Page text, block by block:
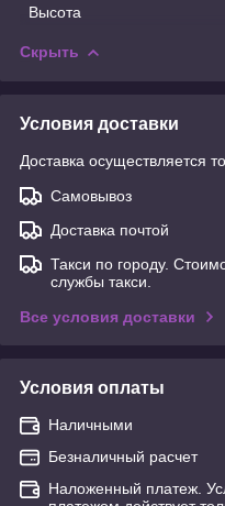
Высота
Скрыть
Условия доставки
Доставка осуществляется
Самовывоз
Доставка почтой
Такси по городу.
службы такси.
Все условия доставки
Условия оплаты
Наличными
Безналичный расчет
Наложенный платеж.